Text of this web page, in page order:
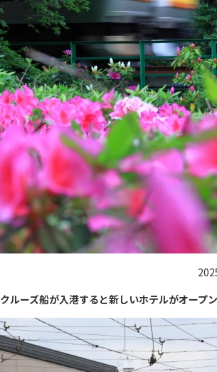
ルーズ船が入港すると新しいホテルがオープ